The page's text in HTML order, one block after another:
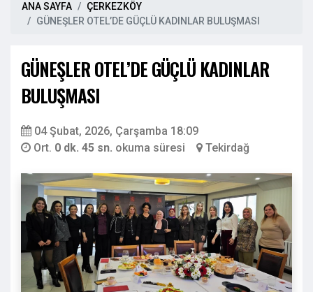
ANA SAYFA
ÇERKEZKÖY
GÜNEŞLER OTEL’DE GÜÇLÜ KADINLAR BULUŞMASI
GÜNEŞLER OTEL’DE GÜÇLÜ KADINLAR
BULUŞMASI
04 Şubat, 2026, Çarşamba 18:09
Ort. 0 dk. 45 sn. okuma süresi Tekirdağ